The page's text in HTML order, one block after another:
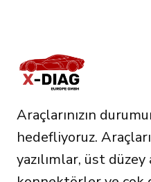
Araçlarınızın
hedefliyoruz.
yazılımlar, üst